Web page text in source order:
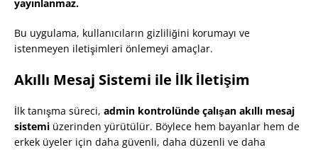
yayınlanmaz.
Bu uygulama, kullanıcıların gizliliğini korumayı ve
istenmeyen iletişimleri önlemeyi amaçlar.
Akıllı Mesaj Sistemi ile İlk İletişim
İlk tanışma süreci, admin kontrolünde çalışan akıllı mesaj
sistemi üzerinden yürütülür. Böylece hem bayanlar hem de
erkek üyeler için daha güvenli, daha düzenli ve daha